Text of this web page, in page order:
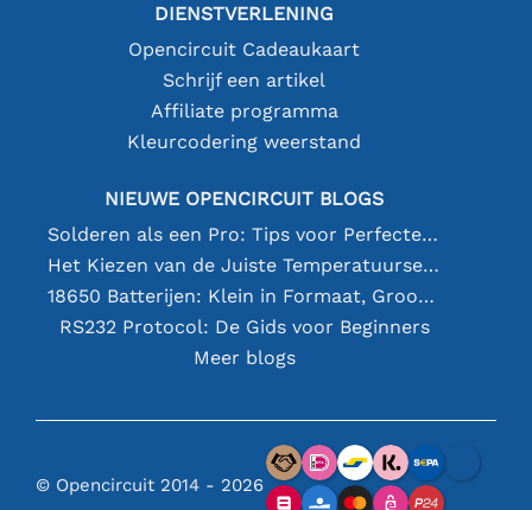
DIENSTVERLENING
Opencircuit Cadeaukaart
Schrijf een artikel
Affiliate programma
Kleurcodering weerstand
NIEUWE OPENCIRCUIT BLOGS
Solderen als een Pro: Tips voor Perfecte Elektronische Verbindingen
Het Kiezen van de Juiste Temperatuursensor [youtube]
18650 Batterijen: Klein in Formaat, Groot in Prestatie
RS232 Protocol: De Gids voor Beginners
Meer blogs
© Opencircuit 2014 - 2026